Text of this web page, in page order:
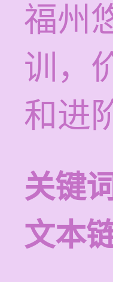
福州
训，
和进
关键词
文本